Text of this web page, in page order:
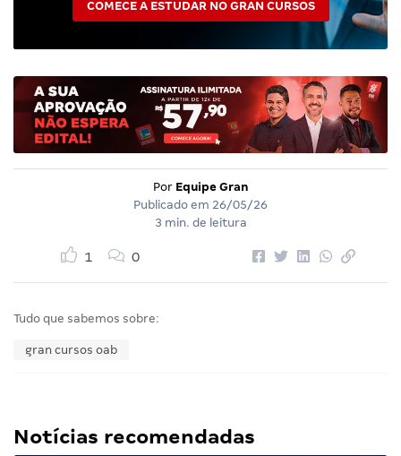
COMECE A ESTUDAR NO GRAN CURSOS
Por Equipe Gran
Publicado em 26/05/26
3 min. de leitura
1 0
Tudo que sabemos sobre:
gran cursos oab
Notícias recomendadas